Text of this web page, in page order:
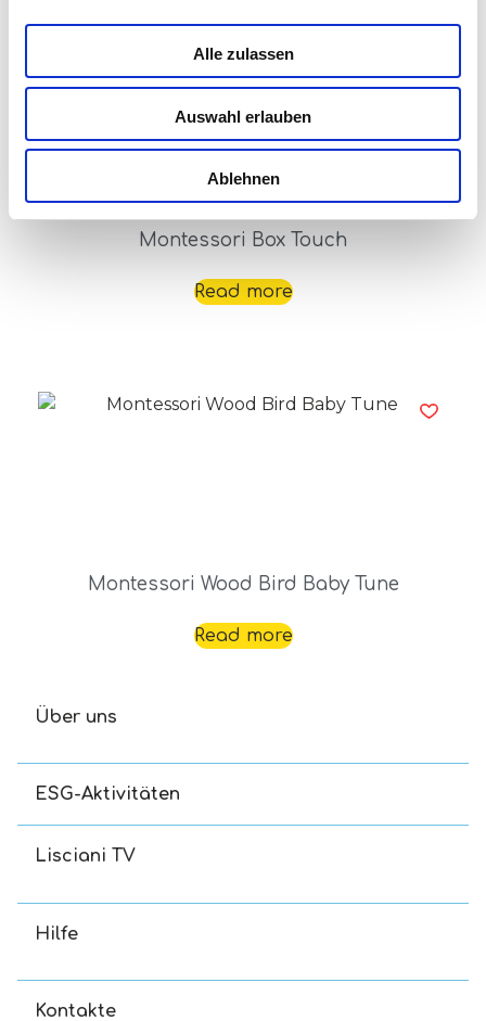
Alle zulassen
Auswahl erlauben
Ablehnen
Montessori Box Touch
Read more
Montessori Wood Bird Baby Tune
Read more
Über uns
ESG-Aktivitäten
Lisciani TV
Hilfe
Kontakte